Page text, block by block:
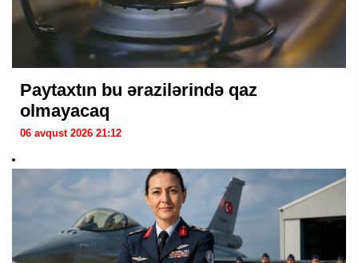
Paytaxtın bu ərazilərində qaz
olmayacaq
06 avqust 2026 21:12